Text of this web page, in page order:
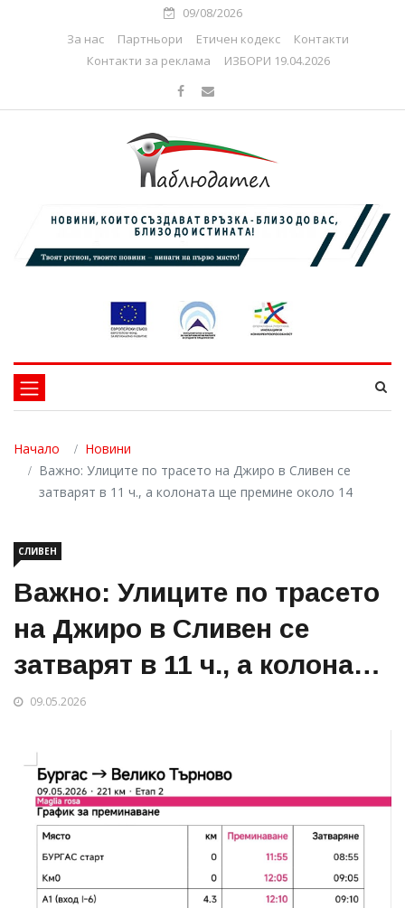
09/08/2026
За нас
Партньори Етичен кодекс
Контакти
Контакти за реклама
ИЗБОРИ 19.04.2026
Начало
Новини
Важно: Улиците по трасето на Джиро в Сливен се
затварят в 11 ч., а колоната ще премине около 14
СЛИВЕН
Важно: Улиците по трасето
на Джиро в Сливен се
затварят в 11 ч., а колоната
ще премине около 14
09.05.2026